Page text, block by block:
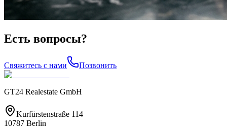
Есть вопросы?
Свяжитесь с нами Позвонить
GT24 Realestate GmbH
Kurfürstenstraße 114
10787 Berlin